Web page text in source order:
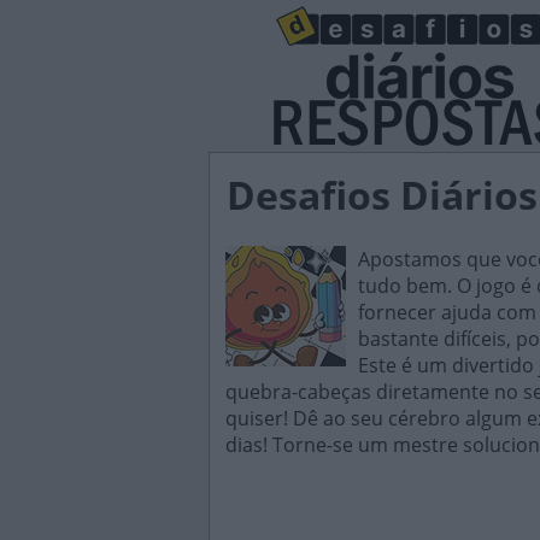
Desafios
Apostamos que
tudo bem. O jogo é
fornecer ajuda com
bastante difíceis,
Este é um
quebra-cabeças diretamente no
quiser! Dê ao seu cérebro algum
dias! Torne-se um mestre